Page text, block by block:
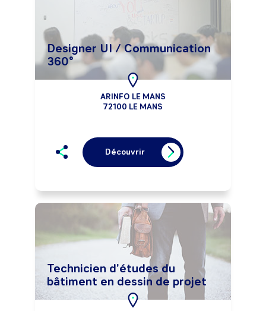
Designer UI / Communication
360°
ARINFO LE MANS
72100 LE MANS
Découvrir
Technicien d'études du
bâtiment en dessin de projet